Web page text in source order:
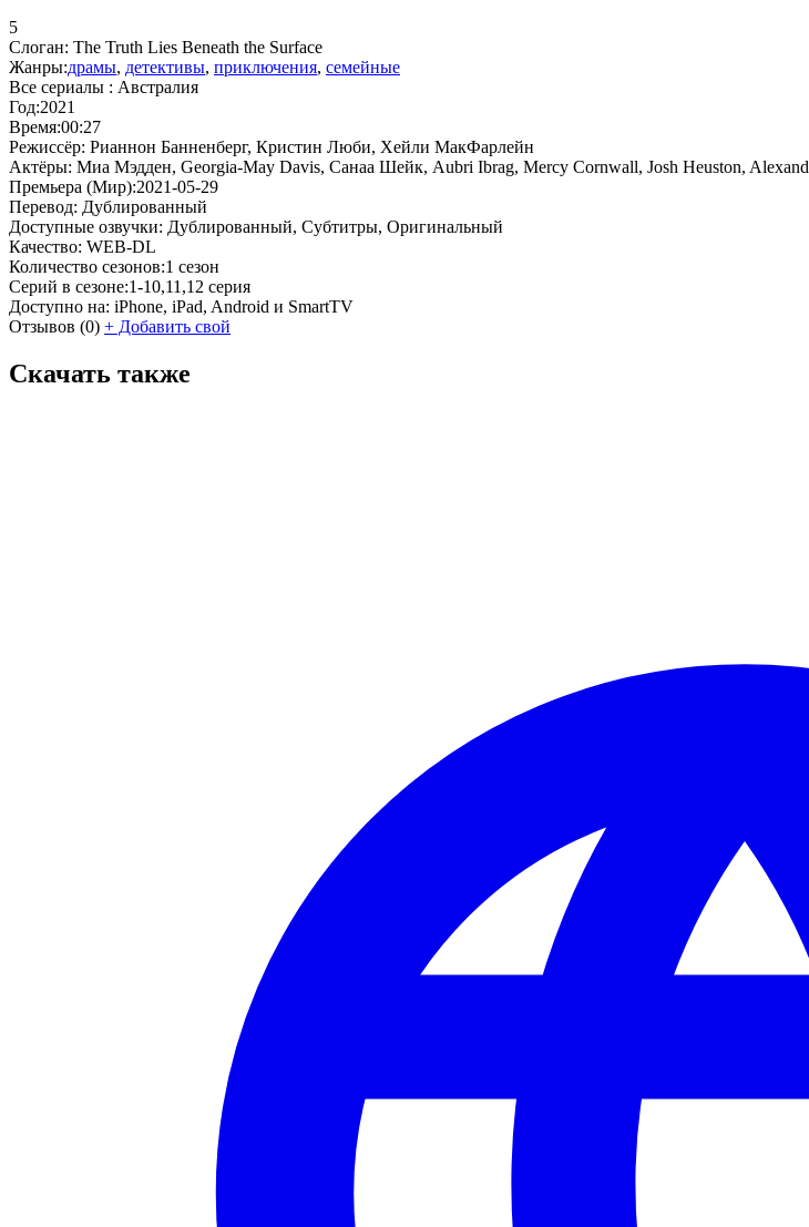
5
Слоган: The Truth Lies Beneath the Surface
Жанры:драмы, детективы, приключения, семейные
Все сериалы : Австралия
Год:2021
Время:00:27
Режиссёр: Рианнон Банненберг, Кристин Люби, Хейли МакФарлейн
Актёры: Миа Мэдден, Georgia-May Davis, Санаа Шейк, Aubri Ibrag, Mercy Cornwall, Josh Heuston,
Премьера (Мир):2021-05-29
Перевод: Дублированный
Доступные озвучки: Дублированный, Субтитры, Оригинальный
Качество: WEB-DL
Количество сезонов:1 сезон
Серий в сезоне:1-10,11,12 серия
Доступно на: iPhone, iPad, Android и SmartTV
Отзывов (0) + Добавить свой
Скачать также